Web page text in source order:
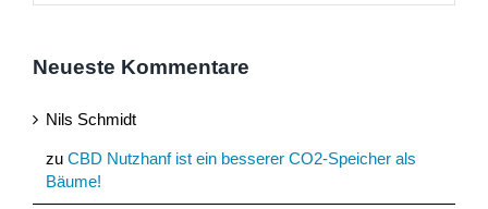
Neueste Kommentare
Nils Schmidt
zu CBD Nutzhanf ist ein besserer CO2-Speicher als
Bäume!